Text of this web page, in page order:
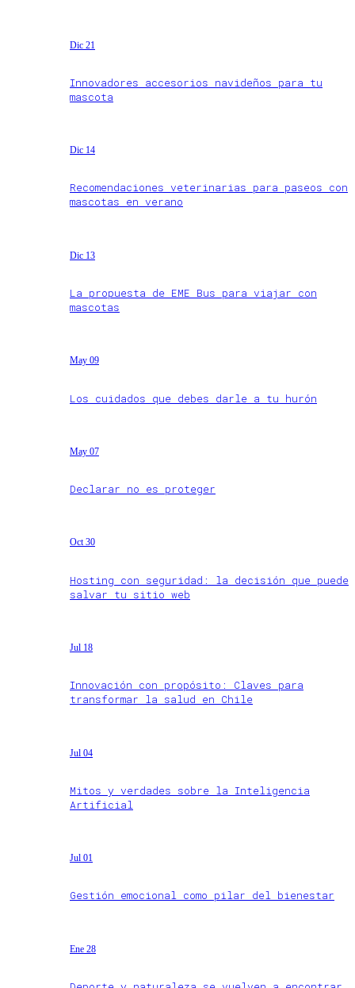
Dic 21
Innovadores accesorios navideños para tu
mascota
Dic 14
Recomendaciones veterinarias para paseos con
mascotas en verano
Dic 13
La propuesta de EME Bus para viajar con
mascotas
May 09
Los cuidados que debes darle a tu hurón
May 07
Declarar no es proteger
Oct 30
Hosting con seguridad: la decisión que puede
salvar tu sitio web
Jul 18
Innovación con propósito: Claves para
transformar la salud en Chile
Jul 04
Mitos y verdades sobre la Inteligencia
Artificial
Jul 01
Gestión emocional como pilar del bienestar
Ene 28